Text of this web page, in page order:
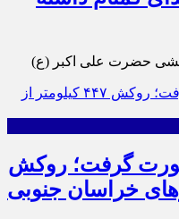
حضرت علی اکبر (ع)
صورت گرفت؛ روکش